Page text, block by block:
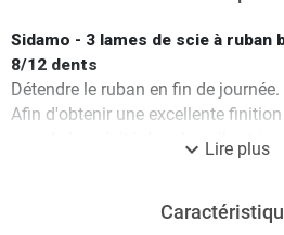
Sidamo - 3 lames de scie à ruban
8/12 dents
Détendre le ruban en fin de journée.
Afin d'obtenir une excellente
grande longévité du ruban, il est
denture du ruban, d'adapter la
expand_more Lire plus